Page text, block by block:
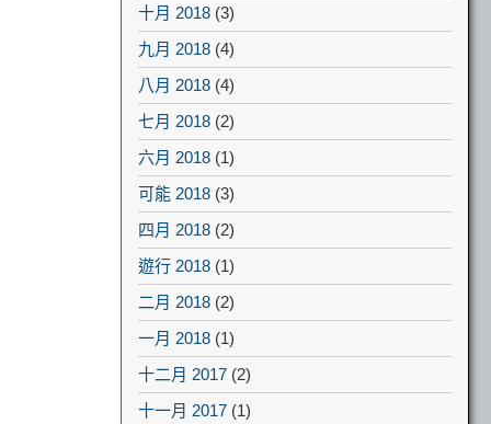
十月 2018 (3)
九月 2018 (4)
八月 2018 (4)
七月 2018 (2)
六月 2018 (1)
可能 2018 (3)
四月 2018 (2)
遊行 2018 (1)
二月 2018 (2)
一月 2018 (1)
十二月 2017 (2)
十一月 2017 (1)